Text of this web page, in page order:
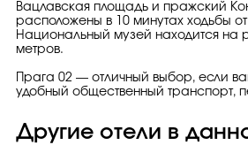
Вацлавская площадь и пражский
расположены в 10 минутах ходьбы
Национальный музей находится на
метров.
Прага 02 — отличный выбор, если
удобный общественный транспорт,
Другие отели в